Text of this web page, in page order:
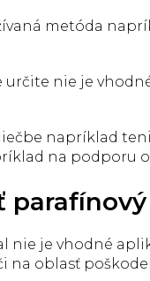
metóda
určite nie je
napríklad
na podporu
nie je vhodné
na oblasť